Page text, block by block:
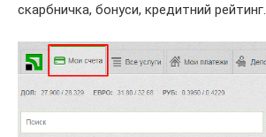
скарбничка, бонуси, кредитний рейтинг.